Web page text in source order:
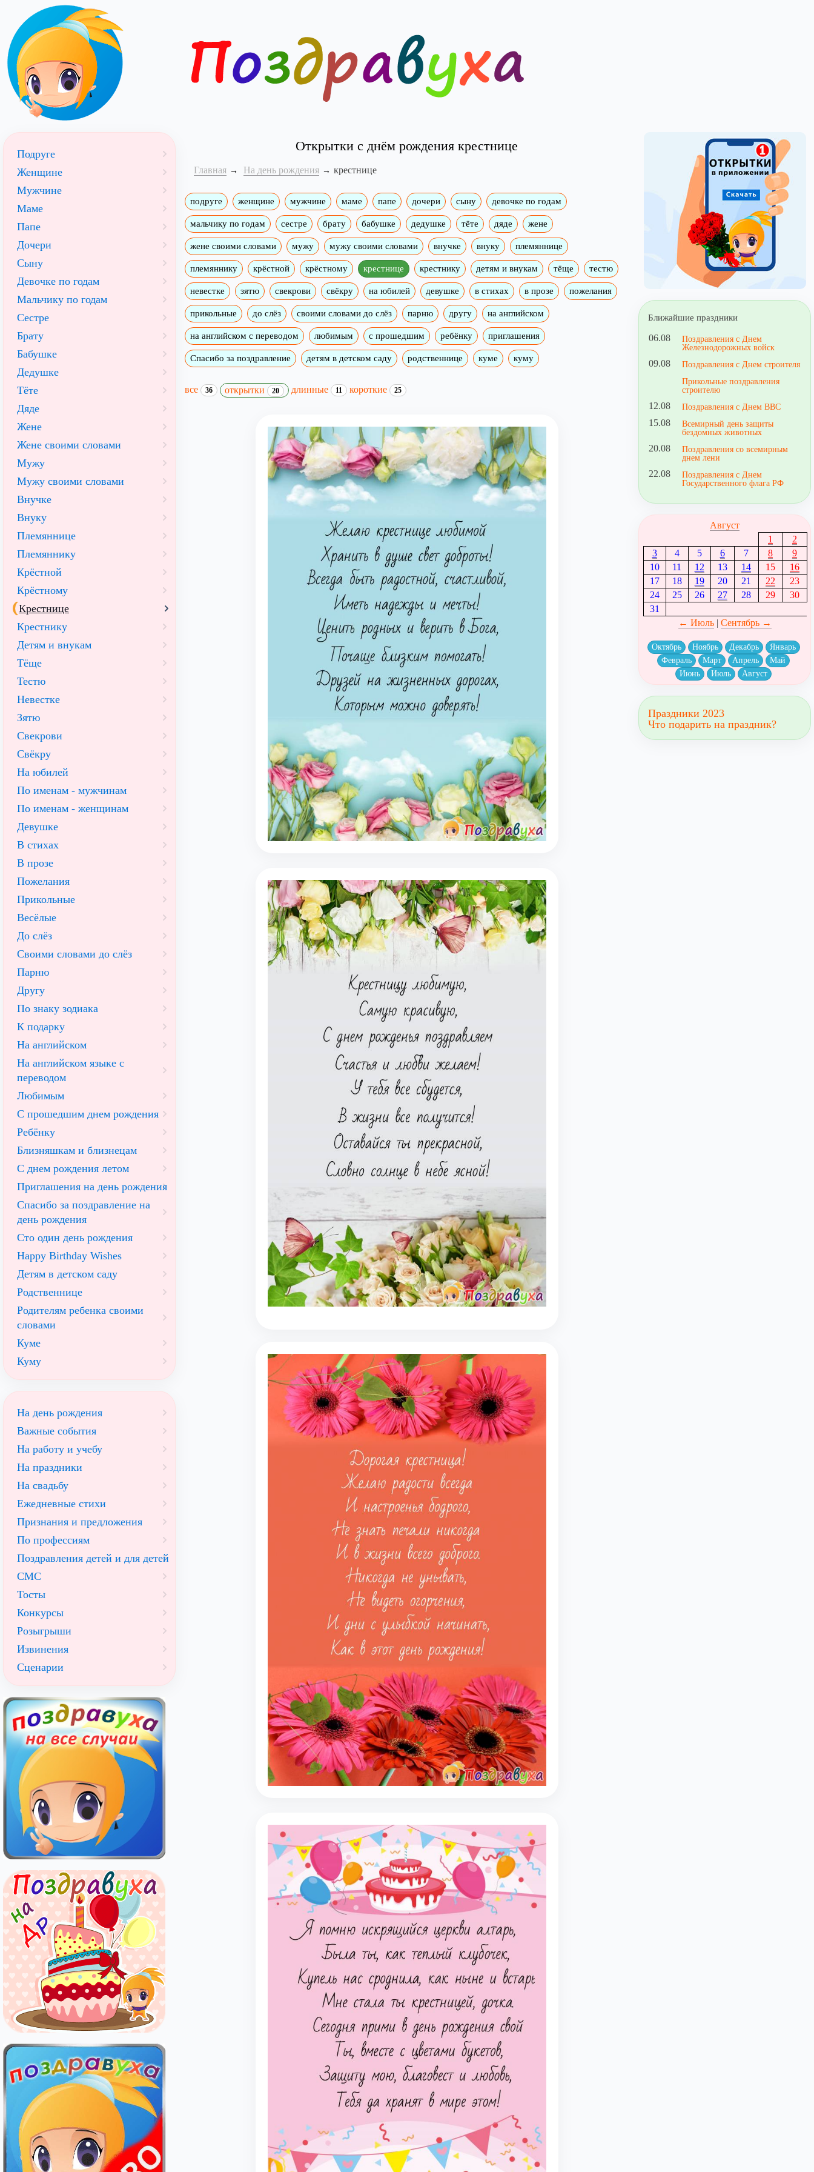
Открытки с днём рождения крестнице
Главная На день рождения крестнице
подруге женщине мужчине маме папе дочери сыну девочке по годам
мальчику по годам сестре брату бабушке дедушке тёте дяде жене
жене своими словами мужу мужу своими словами внучке внуку племяннице
племяннику крёстной крёстному крестнице крестнику детям и внукам тёще тестю
невестке зятю свекрови свёкру на юбилей девушке в стихах в прозе пожелания
прикольные до слёз своими словами до слёз парню другу на английском
на английском с переводом любимым с прошедшим ребёнку приглашения
Спасибо за поздравление детям в детском саду родственнице куме куму
все 36 открытки 20 длинные 11 короткие 25
Подруге
Женщине
Мужчине
Маме
Папе
Дочери
Сыну
Девочке по годам
Мальчику по годам
Сестре
Брату
Бабушке
Дедушке
Тёте
Дяде
Жене
Жене своими словами
Мужу
Мужу своими словами
Внучке
Внуку
Племяннице
Племяннику
Крёстной
Крёстному
Крестнице
Крестнику
Детям и внукам
Тёще
Тестю
Невестке
Зятю
Свекрови
Свёкру
На юбилей
По именам - мужчинам
По именам - женщинам
Девушке
В стихах
В прозе
Пожелания
Прикольные
Весёлые
До слёз
Своими словами до слёз
Парню
Другу
По знаку зодиака
К подарку
На английском
На английском языке с
переводом
Любимым
С прошедшим днем рождения
Ребёнку
Близняшкам и близнецам
С днем рождения летом
Приглашения на день рождения
Спасибо за поздравление на
день рождения
Сто один день рождения
Happy Birthday Wishes
Детям в детском саду
Родственнице
Родителям ребенка своими
словами
Куме
Куму
На день рождения
Важные события
На работу и учебу
На праздники
На свадьбу
Ежедневные стихи
Признания и предложения
По профессиям
Поздравления детей и для детей
СМС
Тосты
Конкурсы
Розыгрыши
Извинения
Сценарии
Ближайшие праздники
06.08
Поздравления с Днем
Железнодорожных войск
09.08
Поздравления с Днем строителя
Прикольные поздравления
строителю
12.08 Поздравления с Днем ВВС
15.08
Всемирный день защиты
бездомных животных
20.08
Поздравления со всемирным
днем лени
22.08
Поздравления с Днем
Государственного флага РФ
Август
1
2
3
4 5 6 7 8
9
10
11 12 13 14 15
16
17
18 19 20 21 22
23
24
25 26 27 28 29
30
31
← Июль| Сентябрь →
Октябрь Ноябрь Декабрь
Январь
Февраль
Март Апрель
Май
Июнь
Июль Август
Праздники 2023
Что подарить на праздник?